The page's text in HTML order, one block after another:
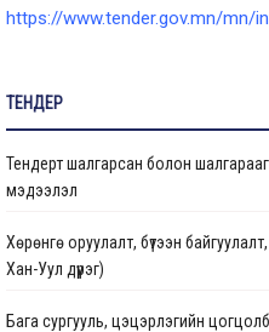
https://www.tender.gov.mn/mn/
ТЕНДЕР
Тендерт шалгарсан болон
мэдээлэл
Хөрөнгө оруулалт, бүтээн
Хан-Уул дүүрэг)
Бага сургууль, цэцэрлэгийн